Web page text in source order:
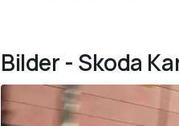
Bilder - Skoda